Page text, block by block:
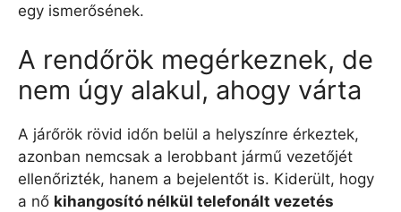
egy ismerősének.
A rendőrök megérkeznek, de
nem úgy alakul, ahogy várta
A járőrök rövid időn belül a helyszínre érkeztek,
azonban nemcsak a lerobbant jármű vezetőjét
ellenőrizték, hanem a bejelentőt is. Kiderült, hogy
a nő kihangosító nélkül telefonált vezetés